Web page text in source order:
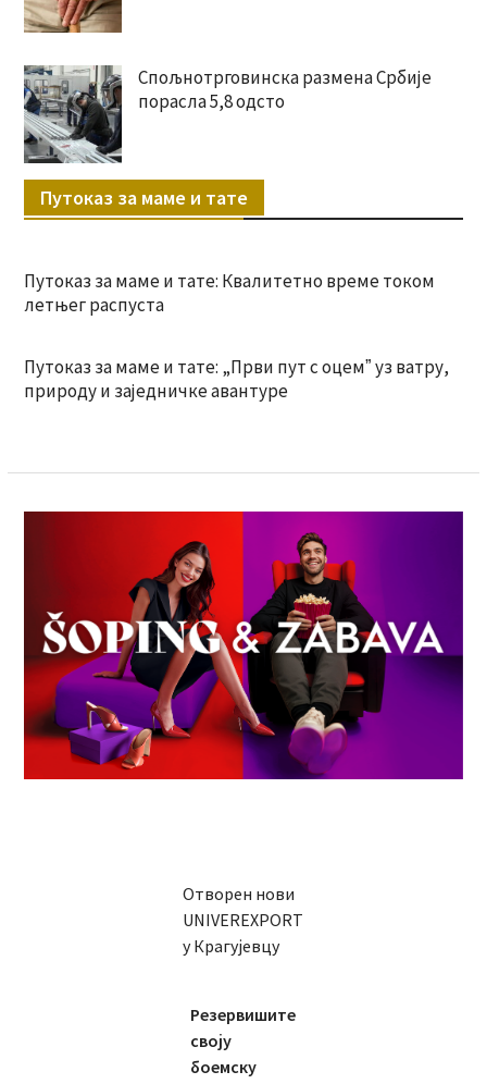
Спољнотрговинска размена Србије
порасла 5,8 одсто
Путоказ за маме и тате
Путоказ за маме и тате: Квалитетно време током
летњег распуста
Путоказ за маме и тате: „Први пут с оцемˮ уз ватру,
природу и заједничке авантуре
Отворен нови
UNIVEREXPORT
у Крагујевцу
Резервишите
своју
боемску